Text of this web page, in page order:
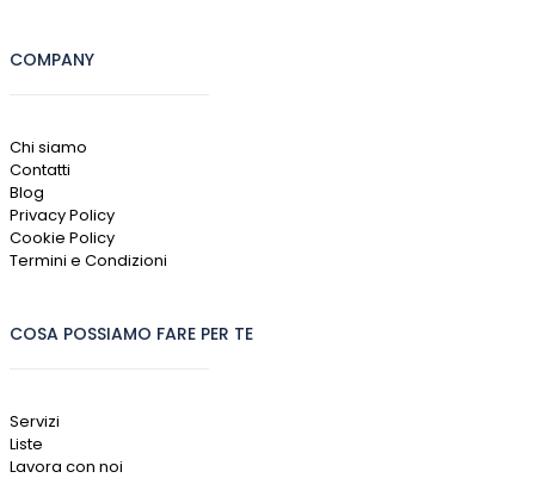
COMPANY
Chi siamo
Contatti
Blog
Privacy Policy
Cookie Policy
Termini e Condizioni
COSA POSSIAMO FARE PER TE
Servizi
Liste
Lavora con noi